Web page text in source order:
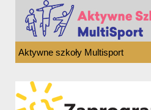
Aktywne szkoły Multisport